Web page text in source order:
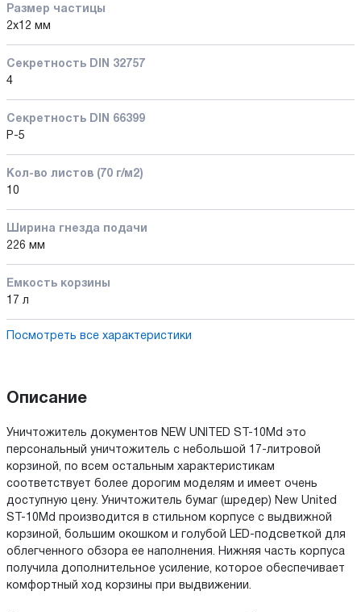
Размер частицы
2х12 мм
Секретность DIN 32757
4
Секретность DIN 66399
P-5
Кол-во листов (70 г/м2)
10
Ширина гнезда подачи
226 мм
Емкость корзины
17 л
Посмотреть все характеристики
Описание
Уничтожитель документов NEW UNITED ST-10Md это
персональный уничтожитель с небольшой 17-литровой
корзиной, по всем остальным характеристикам
соответствует более дорогим моделям и имеет очень
доступную цену. Уничтожитель бумаг (шредер) New United
ST-10Md производится в стильном корпусе с выдвижной
корзиной, большим окошком и голубой LED-подсветкой для
облегченного обзора ее наполнения. Нижняя часть корпуса
получила дополнительное усиление, которое обеспечивает
комфортный ход корзины при выдвижении.